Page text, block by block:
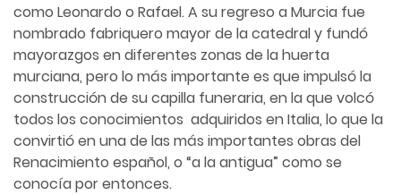
como Leonardo o Rafael. A su regreso a Murcia fue
nombrado fabriquero mayor de la catedral y fundó
mayorazgos en diferentes zonas de la huerta
murciana, pero lo más importante es que impulsó la
construcción de su capilla funeraria, en la que volcó
todos los conocimientos adquiridos en Italia, lo que la
convirtió en una de las más importantes obras del
Renacimiento español, o “a la antigua” como se
conocía por entonces.